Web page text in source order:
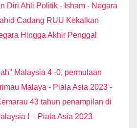
Diri Ahli Politik - Isham - Negara
Cadang RUU Kekalkan
Hingga Akhir Penggal
Malaysia 4 -0, permulaan
Malaya - Piala Asia 2023 -
43 tahun penampilan di
! – Piala Asia 2023